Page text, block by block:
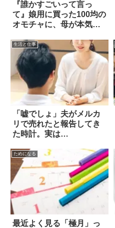
『誰かすごいって言っ
て』娘用に買った100均の
オモチャに、母が本気を
生活と仕事
「嘘でしょ」夫がメルカ
リで売れたと報告してき
た時計。実は…
ためになる
最近よく見る「極月」っ